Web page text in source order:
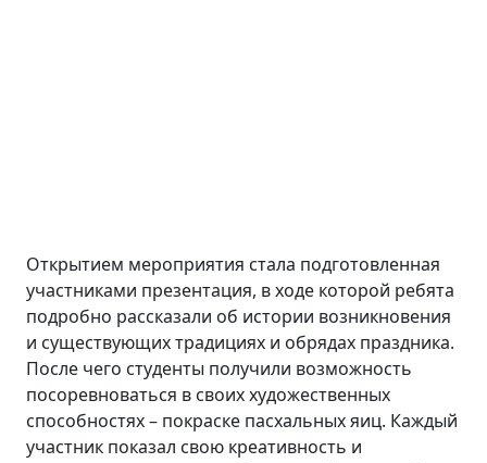
Открытием мероприятия стала подготовленная
участниками презентация, в ходе которой ребята
подробно рассказали об истории возникновения
и существующих традициях и обрядах праздника.
После чего студенты получили возможность
посоревноваться в своих художественных
способностях – покраске пасхальных яиц. Каждый
участник показал свою креативность и